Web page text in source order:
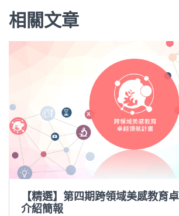
相關文章
【精選】第四期跨領域美感教育
介紹簡報